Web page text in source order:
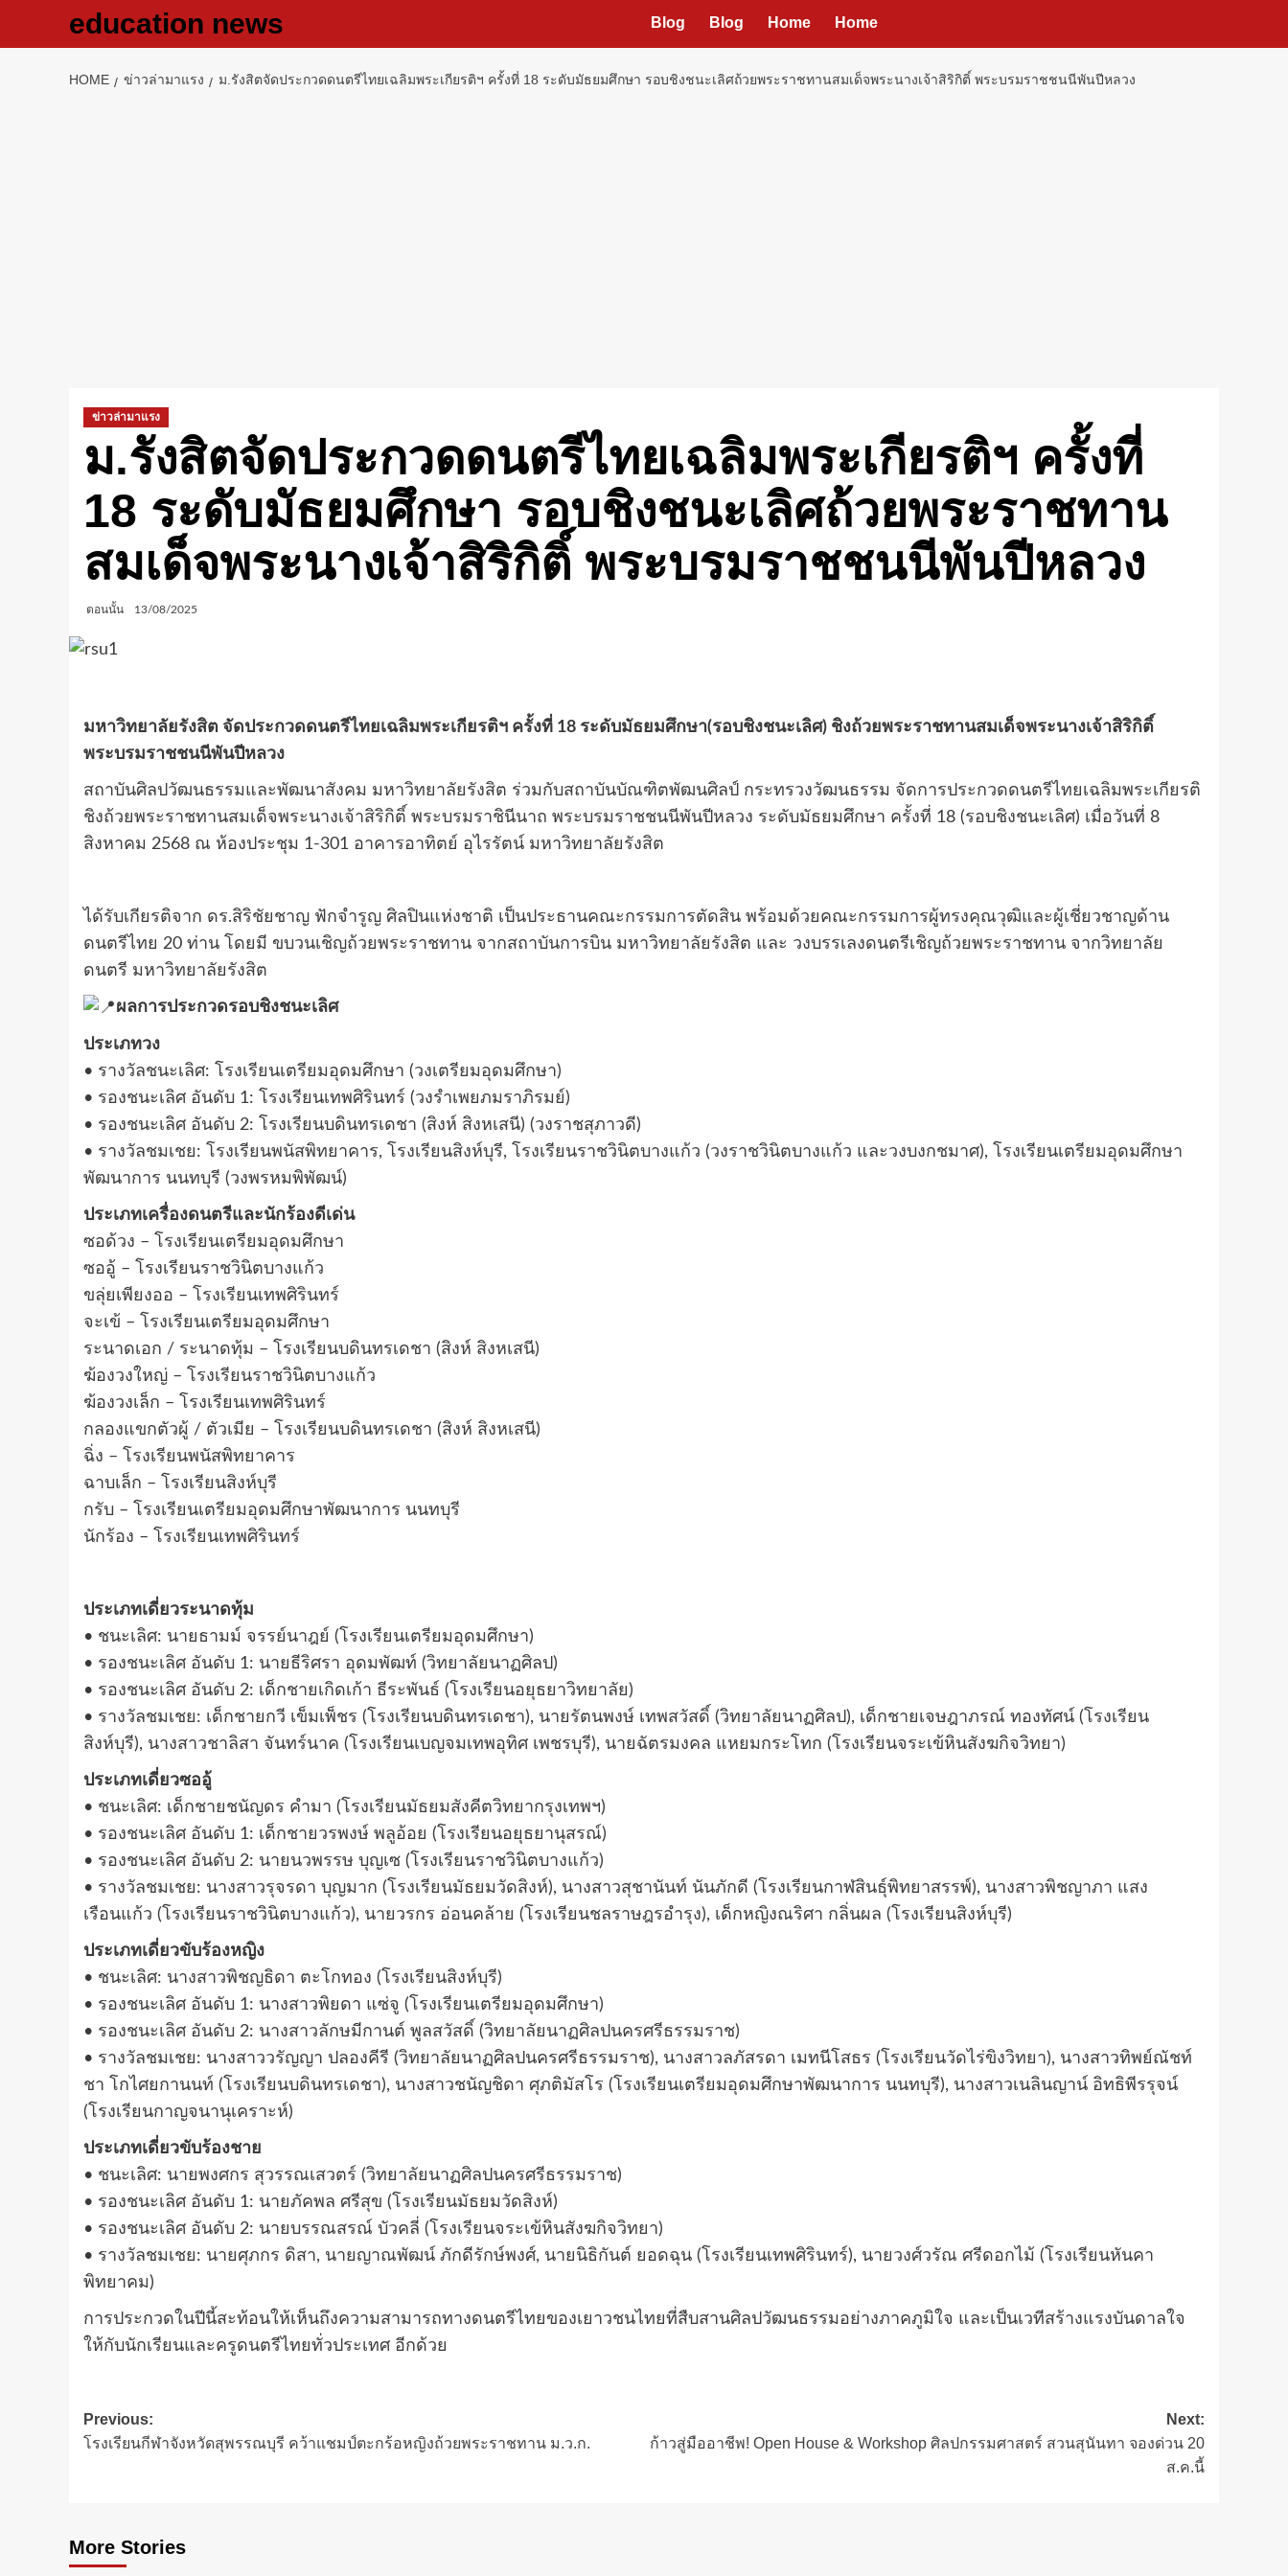
education news Blog Blog Home Home
HOME ข่าวล่ามาแรง ม.รังสิตจัดประกวดดนตรีไทยเฉลิมพระเกียรติฯ ครั้งที่ 18 ระดับมัธยมศึกษา รอบชิงชนะเลิศถ้วยพระราชทานสมเด็จพระนางเจ้าสิริกิติ์ พระบรมราชชนนีพันปีหลวง
ข่าวล่ามาแรง
ม.รังสิตจัดประกวดดนตรีไทยเฉลิมพระเกียรติฯ ครั้งที่
18 ระดับมัธยมศึกษา รอบชิงชนะเลิศถ้วยพระราชทาน
สมเด็จพระนางเจ้าสิริกิติ์ พระบรมราชชนนีพันปีหลวง
ตอนนั้น 13/08/2025
มหาวิทยาลัยรังสิต จัดประกวดดนตรีไทยเฉลิมพระเกียรติฯ ครั้งที่ 18 ระดับมัธยมศึกษา(รอบชิงชนะเลิศ) ชิงถ้วยพระราชทานสมเด็จพระนางเจ้าสิริกิติ์
พระบรมราชชนนีพันปีหลวง
สถาบันศิลปวัฒนธรรมและพัฒนาสังคม มหาวิทยาลัยรังสิต ร่วมกับสถาบันบัณฑิตพัฒนศิลป์ กระทรวงวัฒนธรรม จัดการประกวดดนตรีไทยเฉลิมพระเกียรติ
ชิงถ้วยพระราชทานสมเด็จพระนางเจ้าสิริกิติ์ พระบรมราชินีนาถ พระบรมราชชนนีพันปีหลวง ระดับมัธยมศึกษา ครั้งที่ 18 (รอบชิงชนะเลิศ) เมื่อวันที่ 8
สิงหาคม 2568 ณ ห้องประชุม 1-301 อาคารอาทิตย์ อุไรรัตน์ มหาวิทยาลัยรังสิต
ได้รับเกียรติจาก ดร.สิริชัยชาญ ฟักจำรูญ ศิลปินแห่งชาติ เป็นประธานคณะกรรมการตัดสิน พร้อมด้วยคณะกรรมการผู้ทรงคุณวุฒิและผู้เชี่ยวชาญด้าน
ดนตรีไทย 20 ท่าน โดยมี ขบวนเชิญถ้วยพระราชทาน จากสถาบันการบิน มหาวิทยาลัยรังสิต และ วงบรรเลงดนตรีเชิญถ้วยพระราชทาน จากวิทยาลัย
ดนตรี มหาวิทยาลัยรังสิต
ผลการประกวดรอบชิงชนะเลิศ
ประเภทวง
• รางวัลชนะเลิศ: โรงเรียนเตรียมอุดมศึกษา (วงเตรียมอุดมศึกษา)
• รองชนะเลิศ อันดับ 1: โรงเรียนเทพศิรินทร์ (วงรำเพยภมราภิรมย์)
• รองชนะเลิศ อันดับ 2: โรงเรียนบดินทรเดชา (สิงห์ สิงหเสนี) (วงราชสุภาวดี)
• รางวัลชมเชย: โรงเรียนพนัสพิทยาคาร, โรงเรียนสิงห์บุรี, โรงเรียนราชวินิตบางแก้ว (วงราชวินิตบางแก้ว และวงบงกชมาศ), โรงเรียนเตรียมอุดมศึกษา
พัฒนาการ นนทบุรี (วงพรหมพิพัฒน์)
ประเภทเครื่องดนตรีและนักร้องดีเด่น
ซอด้วง – โรงเรียนเตรียมอุดมศึกษา
ซออู้ – โรงเรียนราชวินิตบางแก้ว
ขลุ่ยเพียงออ – โรงเรียนเทพศิรินทร์
จะเข้ – โรงเรียนเตรียมอุดมศึกษา
ระนาดเอก / ระนาดทุ้ม – โรงเรียนบดินทรเดชา (สิงห์ สิงหเสนี)
ฆ้องวงใหญ่ – โรงเรียนราชวินิตบางแก้ว
ฆ้องวงเล็ก – โรงเรียนเทพศิรินทร์
กลองแขกตัวผู้ / ตัวเมีย – โรงเรียนบดินทรเดชา (สิงห์ สิงหเสนี)
ฉิ่ง – โรงเรียนพนัสพิทยาคาร
ฉาบเล็ก – โรงเรียนสิงห์บุรี
กรับ – โรงเรียนเตรียมอุดมศึกษาพัฒนาการ นนทบุรี
นักร้อง – โรงเรียนเทพศิรินทร์
ประเภทเดี่ยวระนาดทุ้ม
• ชนะเลิศ: นายธามม์ จรรย์นาฎย์ (โรงเรียนเตรียมอุดมศึกษา)
• รองชนะเลิศ อันดับ 1: นายธีริศรา อุดมพัฒท์ (วิทยาลัยนาฏศิลป)
• รองชนะเลิศ อันดับ 2: เด็กชายเกิดเก้า ธีระพันธ์ (โรงเรียนอยุธยาวิทยาลัย)
• รางวัลชมเชย: เด็กชายกวี เข็มเพ็ชร (โรงเรียนบดินทรเดชา), นายรัตนพงษ์ เทพสวัสดิ์ (วิทยาลัยนาฏศิลป), เด็กชายเจษฎาภรณ์ ทองทัศน์ (โรงเรียน
สิงห์บุรี), นางสาวชาลิสา จันทร์นาค (โรงเรียนเบญจมเทพอุทิศ เพชรบุรี), นายฉัตรมงคล แหยมกระโทก (โรงเรียนจระเข้หินสังฆกิจวิทยา)
ประเภทเดี่ยวซออู้
• ชนะเลิศ: เด็กชายชนัญดร คำมา (โรงเรียนมัธยมสังคีตวิทยากรุงเทพฯ)
• รองชนะเลิศ อันดับ 1: เด็กชายวรพงษ์ พลูอ้อย (โรงเรียนอยุธยานุสรณ์)
• รองชนะเลิศ อันดับ 2: นายนวพรรษ บุญเซ (โรงเรียนราชวินิตบางแก้ว)
• รางวัลชมเชย: นางสาวรุจรดา บุญมาก (โรงเรียนมัธยมวัดสิงห์), นางสาวสุชานันท์ นันภักดี (โรงเรียนกาฬสินธุ์พิทยาสรรพ์), นางสาวพิชญาภา แสง
เรือนแก้ว (โรงเรียนราชวินิตบางแก้ว), นายวรกร อ่อนคล้าย (โรงเรียนชลราษฎรอำรุง), เด็กหญิงณริศา กลิ่นผล (โรงเรียนสิงห์บุรี)
ประเภทเดี่ยวขับร้องหญิง
• ชนะเลิศ: นางสาวพิชญธิดา ตะโกทอง (โรงเรียนสิงห์บุรี)
• รองชนะเลิศ อันดับ 1: นางสาวพิยดา แซ่จู (โรงเรียนเตรียมอุดมศึกษา)
• รองชนะเลิศ อันดับ 2: นางสาวลักษมีกานต์ พูลสวัสดิ์ (วิทยาลัยนาฏศิลปนครศรีธรรมราช)
• รางวัลชมเชย: นางสาววรัญญา ปลองคีรี (วิทยาลัยนาฏศิลปนครศรีธรรมราช), นางสาวลภัสรดา เมทนีโสธร (โรงเรียนวัดไร่ขิงวิทยา), นางสาวทิพย์ณัชท์
ชา โกไศยกานนท์ (โรงเรียนบดินทรเดชา), นางสาวชนัญชิดา ศุภติมัสโร (โรงเรียนเตรียมอุดมศึกษาพัฒนาการ นนทบุรี), นางสาวเนลินญาน์ อิทธิพีรรุจน์
(โรงเรียนกาญจนานุเคราะห์)
ประเภทเดี่ยวขับร้องชาย
• ชนะเลิศ: นายพงศกร สุวรรณเสวตร์ (วิทยาลัยนาฏศิลปนครศรีธรรมราช)
• รองชนะเลิศ อันดับ 1: นายภัคพล ศรีสุข (โรงเรียนมัธยมวัดสิงห์)
• รองชนะเลิศ อันดับ 2: นายบรรณสรณ์ บัวคลี่ (โรงเรียนจระเข้หินสังฆกิจวิทยา)
• รางวัลชมเชย: นายศุภกร ดิสา, นายญาณพัฒน์ ภักดีรักษ์พงศ์, นายนิธิกันต์ ยอดฉุน (โรงเรียนเทพศิรินทร์), นายวงศ์วรัณ ศรีดอกไม้ (โรงเรียนหันคา
พิทยาคม)
การประกวดในปีนี้สะท้อนให้เห็นถึงความสามารถทางดนตรีไทยของเยาวชนไทยที่สืบสานศิลปวัฒนธรรมอย่างภาคภูมิใจ และเป็นเวทีสร้างแรงบันดาลใจ
ให้กับนักเรียนและครูดนตรีไทยทั่วประเทศ อีกด้วย
Post
navigation
Previous:
โรงเรียนกีฬาจังหวัดสุพรรณบุรี คว้าแชมป์ตะกร้อหญิงถ้วยพระราชทาน ม.ว.ก.
Next:
ก้าวสู่มืออาชีพ! Open House & Workshop ศิลปกรรมศาสตร์ สวนสุนันทา จองด่วน 20
ส.ค.นี้
More Stories